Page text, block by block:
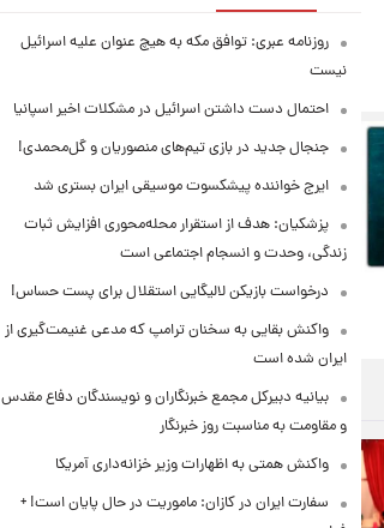
روزنامه عبری: توافق مکه به هیچ عنوان علیه اسرائیل
نیست
احتمال دست داشتن اسرائیل در مشکلات اخیر اسپانیا
جنجال جدید در بازی تیم‌های منصوریان و گل‌محمدی!
ایرج خواننده پیشکسوت موسیقی ایران بستری شد
پزشکیان: هدف از استقرار محله‌محوری افزایش ثبات
زندگی، وحدت و انسجام اجتماعی است
درخواست بازیکن لالیگایی استقلال برای پست حساس!
واکنش بقایی به سخنان ترامپ که مدعی غنیمت‌گیری از
ایران شده است
بیانیه دبیرکل مجمع خبرنگاران و نویسندگان دفاع مقدس
و مقاومت به مناسبت روز خبرنگار
واکنش همتی به اظهارات وزیر خزانه‌داری آمریکا
سفارت ایران در کازان: ماموریت در حال پایان است! +